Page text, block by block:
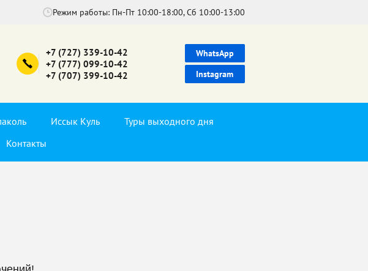
Режим работы: Пн-Пт 10:00-18:00, Сб 10:00-13:00
+7 (727) 339-10-42
+7 (777) 099-10-42
+7 (707) 399-10-42
WhatsApp
Instagram
Иссык Куль
Туры выходного дня
Контакты